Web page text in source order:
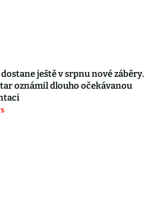
dostane ještě v srpnu nové záběry.
oznámil dlouho očekávanou